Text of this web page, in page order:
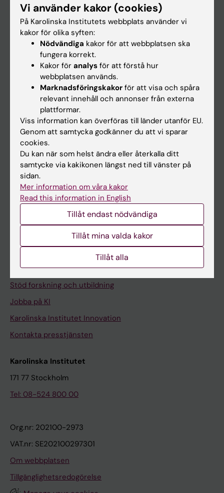
På gång
Nyheter
Kalender
Schema
Studentmejlen
Kurs- och programwebbar
Student på KI
Medarbetarportalen
Universitetsbiblioteket
Stöd forskning och utbildning
Jobba på KI
Karolinska Institutet Innovation
Kontakta presstjänsten
Karolinska Institutet
171 77 Stockholm
Tel: 08-524 800 00
Org.nr: 202100-2973
VAT.nr: SE202100297301
Om webbplatsen
Tillgänglighetsredogörelse
Vi använder kakor (cookies)
På Karolinska Institutets webbplats använder vi
kakor för olika syften:
Nödvändiga kakor för att webbplatsen ska
fungera korrekt.
Kakor för analys för att förstå hur
webbplatsen används.
Marknadsföringskakor för att visa och spåra
relevant innehåll och annonser från externa
plattformar.
Viss information kan överföras till länder utanför EU.
Genom att samtycka godkänner du att vi sparar
cookies.
Du kan när som helst ändra eller återkalla ditt
samtycke via kakikonen längst ned till vänster på
sidan.
Mer information om våra kakor
Read this information in English
Tillåt endast nödvändiga
Tillåt mina valda kakor
Tillåt alla